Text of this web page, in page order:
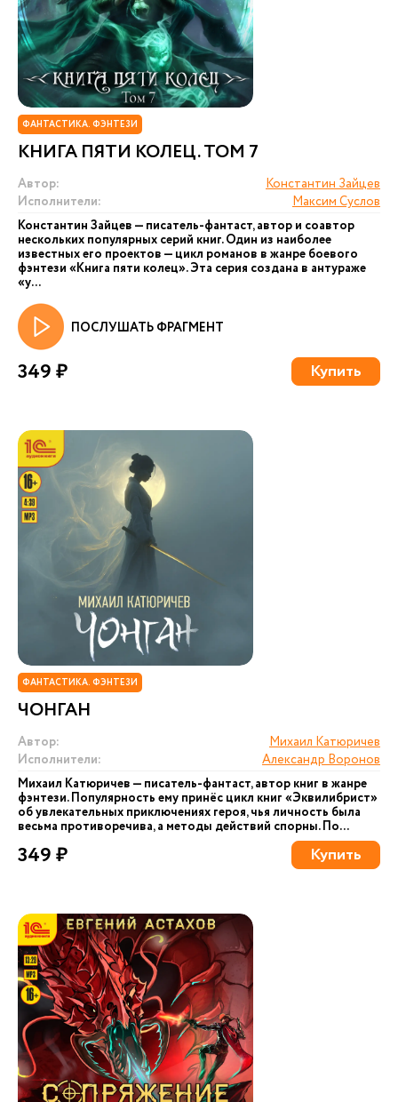
ФАНТАСТИКА. ФЭНТЕЗИ
КНИГА ПЯТИ КОЛЕЦ. ТОМ 7
Автор:
Константин Зайцев
Исполнители:
Максим Суслов
Константин Зайцев — писатель-фантаст, автор и соавтор
нескольких популярных серий книг. Один из наиболее
известных его проектов — цикл романов в жанре боевого
фэнтези «Книга пяти колец». Эта серия создана в антураже
«у...
ПОСЛУШАТЬ ФРАГМЕНТ
349 ₽ Купить
ФАНТАСТИКА. ФЭНТЕЗИ
ЧОНГАН
Автор:
Михаил Катюричев
Исполнители:
Александр Воронов
Михаил Катюричев — писатель-фантаст, автор книг в жанре
фэнтези. Популярность ему принёс цикл книг «Эквилибрист»
об увлекательных приключениях героя, чья личность была
весьма противоречива, а методы действий спорны. По...
349 ₽ Купить